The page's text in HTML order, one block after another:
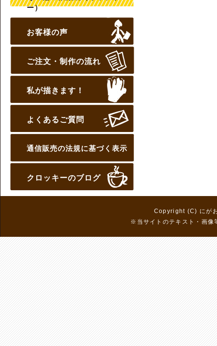
ー）
お客様の声
ご注文・制作の流れ
私が描きます！
よくあるご質問
通信販売の法規に基づく表示
クロッキーのブログ
Copyright (C) にが
※当サイトのテキスト・画像